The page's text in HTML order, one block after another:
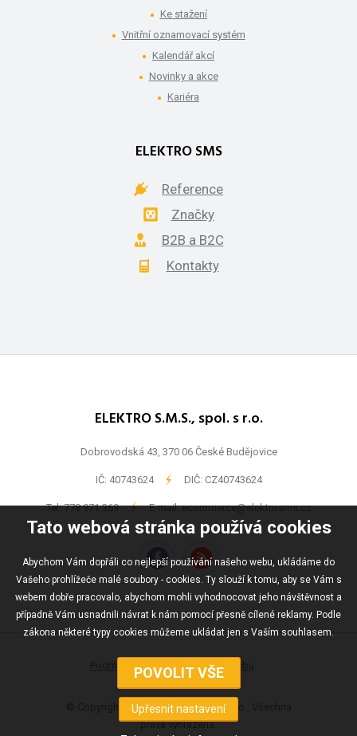
Tato webová stránka používá cookies
Abychom Vám dopřáli co nejlepší používání našeho webu, ukládáme do
Vašeho prohlížeče malé soubory - cookies. Ty slouží k tomu, aby se Vám s
webem dobře pracovalo, abychom mohli vyhodnocovat jeho návštěvnost a
případně Vám usnadnili návrat k nám pomocí přesně cílené reklamy. Podle
zákona některé typy cookies můžeme ukládat jen s Vaším souhlasem.
Ke stažení
Vnitřní oznamovací systém
Kalendář akcí
Novinky a akce
Kariéra
ELEKTRO SMS
Reference
Značky
B2B a B2C
Kontakty
ELEKTRO S.M.S., spol. s r.o.
Dobrovodská 43, 370 06 České Budějovice
IČ: 40743624 - DIČ: CZ40743624
Tel:778 971 369 - E-mail:ecommerce@elektrosms.cz
Podmínky užívání Mapa webu
© Copyright ELEKTRO S.M.S., spol s r.o., Všechna
práva vyhrazena.